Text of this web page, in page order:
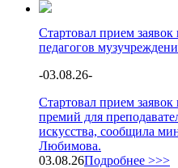
Стартовал прием
педагогов
-03.08.26-
Стартовал прием
премий для
искусства, сообщила
Любимова.
03.08.26Подробнее >>>